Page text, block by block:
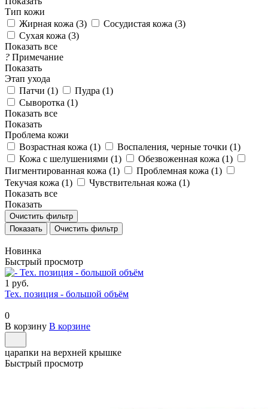
Тип кожи
Жирная кожа (3) Сосудистая кожа (3)
Сухая кожа (3)
Показать все
? Примечание
Показать
Этап ухода
Патчи (1) Пудра (1)
Сыворотка (1)
Показать все
Показать
Проблема кожи
Возрастная кожа (1) Воспаления, черные точки (1)
Кожа с шелушениями (1) Обезвоженная кожа (1)
Пигментированная кожа (1) Проблемная кожа (1)
Текучая кожа (1) Чувствительная кожа (1)
Показать все
Показать
Очистить фильтр
Очистить фильтр
Новинка
Быстрый просмотр
1 руб.
Тех. позиция - большой объём
0
В корзину В корзине
царапки на верхней крышке
Быстрый просмотр